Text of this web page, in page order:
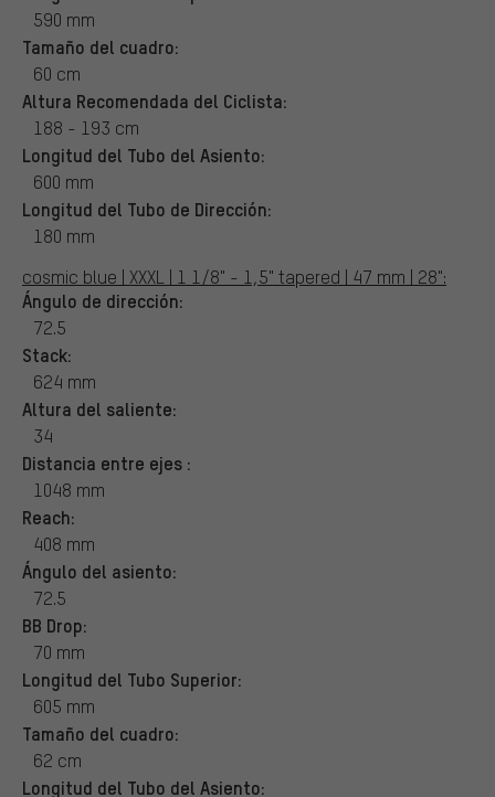
590 mm
Tamaño del cuadro:
60 cm
Altura Recomendada del Ciclista:
188 - 193 cm
Longitud del Tubo del Asiento:
600 mm
Longitud del Tubo de Dirección:
180 mm
cosmic blue | XXXL | 1 1/8" - 1,5" tapered | 47 mm | 28":
Ángulo de dirección:
72.5
Stack:
624 mm
Altura del saliente:
34
Distancia entre ejes :
1048 mm
Reach:
408 mm
Ángulo del asiento:
72.5
BB Drop:
70 mm
Longitud del Tubo Superior:
605 mm
Tamaño del cuadro:
62 cm
Longitud del Tubo del Asiento: